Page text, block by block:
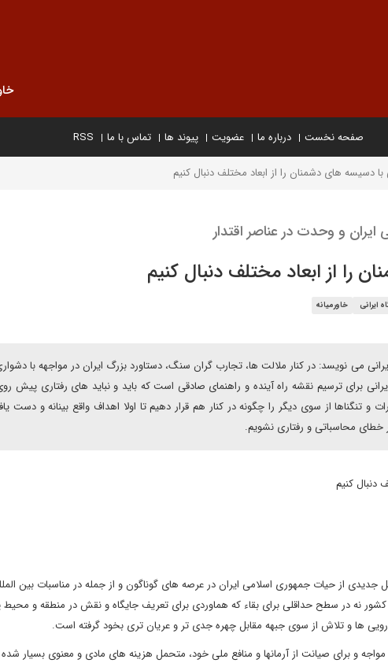
صفحه نخست درباره ما عضویت پیوند ها تماس با ما RSS
با دسیسه های دشمنان را از ابعاد مختلف دنبال کنیم
و وحدت در عناصر اقتدار
را از ابعاد مختلف دنبال کنیم
ایرانی خاورمیانه
می نویسد: در کنار ملالت ها، تجارب گران سنگ، دستاورد بزرگ ایران در مواجهه با
برای ترسیم نقشه راه آینده و راهنمای صادقی است که باید و نباید های رفتاری پیش
و تنگناها از سوی دیگر را چگونه در کنار هم قرار دهیم تا اولا اهداف واقع بینانه و دست
خطای محاسباتی و رفتاری نشویم.
از حیات جمهوری اسلامی ایران در عرصه های گوناگون و از جمله در مناسبات بین
نه در سطح حداقلی برای بقاء که هماوردی برای تعریف جایگاه و نقش در منطقه و محیط
ها و تلاش از سوی جبهه مقابل چهره جدی تر و عریان تری بخود گرفته است.
و برای صیانت از آرمانها و منافع ملی خود، متحمل هزینه های مادی و معنوی بسیار